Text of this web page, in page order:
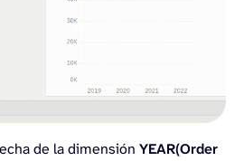
de la dimensión YEAR(Order